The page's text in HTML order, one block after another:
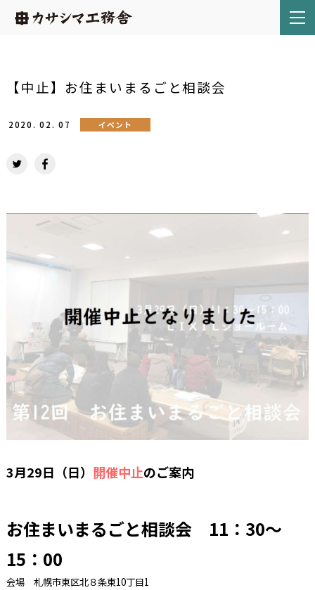
【中止】お住まいまるごと相談会
2020. 02. 07 イベント
3月29日（日） 開催中止のご案内
お住まいまるごと相談会 11：30～
15：00
会場 札幌市東区北８条東10丁目1